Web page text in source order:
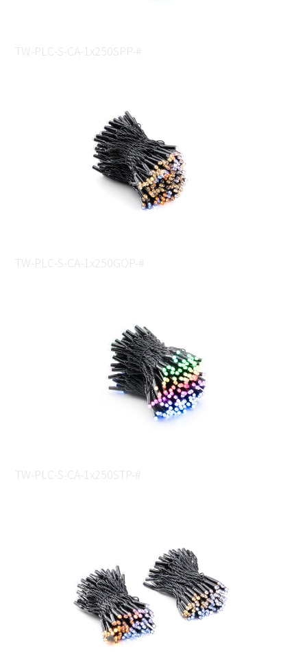
TW-PLC-S-CA-1x250SPP-#
TW-PLC-S-CA-1x250GOP-#
TW-PLC-S-CA-1x250STP-#